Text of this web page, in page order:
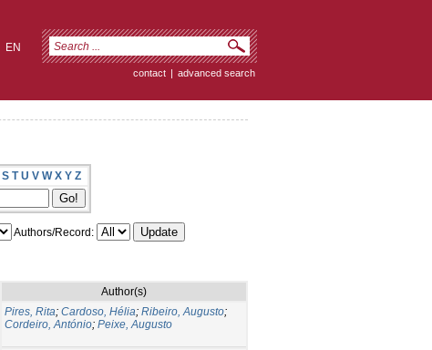
EN
contact | advanced search
S T U V W X Y Z
Authors/Record:
Author(s)
Pires, Rita; Cardoso, Hélia; Ribeiro, Augusto;
Cordeiro, António; Peixe, Augusto